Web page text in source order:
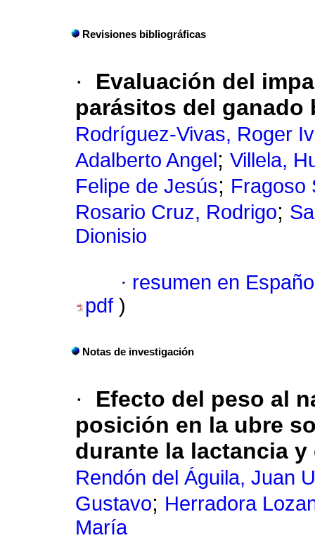
Revisiones bibliográficas
·
Evaluación del
parásitos del ganado
Rodríguez-Vivas, Roger
Adalberto Angel ; Villela,
Felipe de Jesús; Fragoso
Rosario Cruz, Rodrigo;
Dionisio
· resumen en
pdf )
Notas de investigación
·
Efecto del peso al
posición en la ubre
durante la lactancia y
Rendón del Águila, Juan
Gustavo; Herradora
María